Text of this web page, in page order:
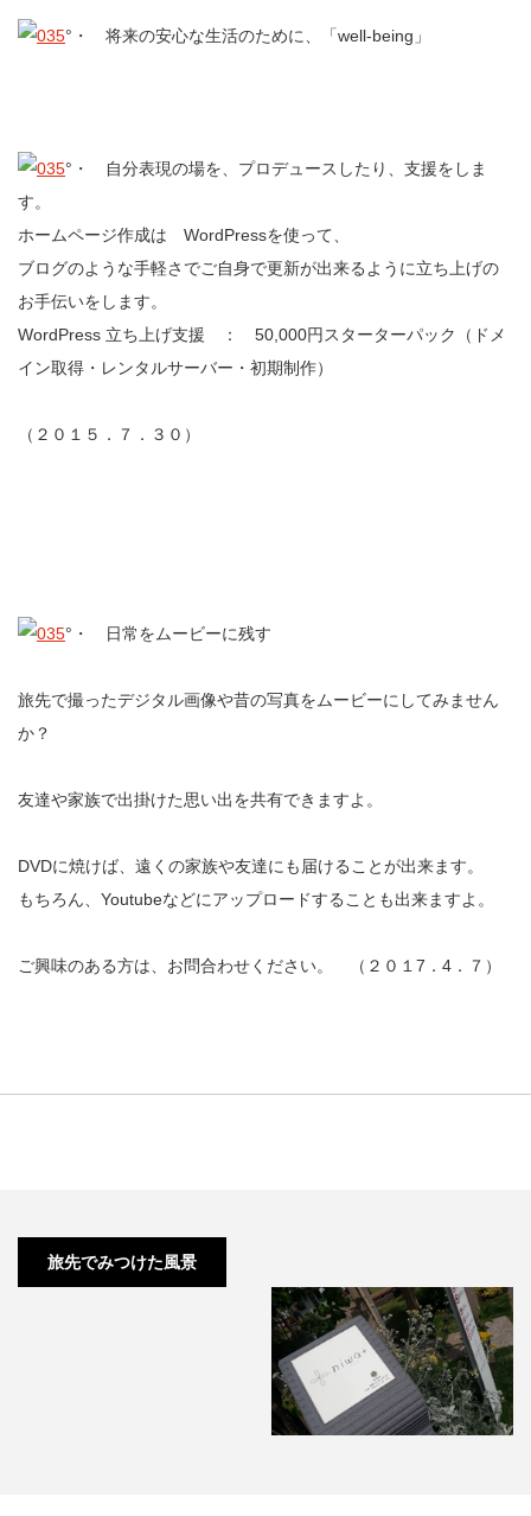
°・ 将来の安心な生活のために、「well-being」
°・ 自分表現の場を、プロデュースしたり、支援をしま
す。
ホームページ作成は WordPressを使って、
ブログのような手軽さでご自身で更新が出来るように立ち上げの
お手伝いをします。
WordPress 立ち上げ支援 ： 50,000円スターターパック（ドメ
イン取得・レンタルサーバー・初期制作）
（２０１５．７．３０）
°・ 日常をムービーに残す
旅先で撮ったデジタル画像や昔の写真をムービーにしてみません
か？
友達や家族で出掛けた思い出を共有できますよ。
DVDに焼けば、遠くの家族や友達にも届けることが出来ます。
もちろん、Youtubeなどにアップロードすることも出来ますよ。
ご興味のある方は、お問合わせください。 （２０１7．4．７）
旅先でみつけた風景
倉敷 美観地区